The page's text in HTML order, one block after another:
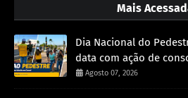
Mais
Dia Nacional do
data com ação de
Agosto 07, 2026